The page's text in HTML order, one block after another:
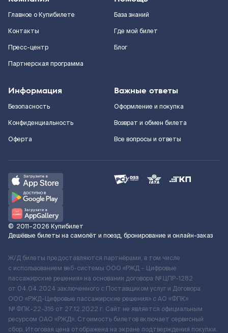
Главное о Купибилете
Контакты
Пресс-центр
Партнерская программа
База знаний
Где мой билет
Блог
Информация
Безопасность
Конфиденциальность
Оферта
Важные ответы
Оформление и покупка
Возврат и обмен билета
Все вопросы и ответы
© 2011–2026 Купибилет
Дешёвые билеты на самолёт и поезд, бронирование и онлайн-заказ
Ж/Д билеты предоставляются партнёрами, в том числе
с использованием веб-системы ООО «РЖД – Цифровые
пассажирские решения» на основании договора № ЦПР-1282
от 04.04.2024 заключенного с Поставщиком услуг и Договора
ООО «РЖД-Цифровые пассажирские решения» c АО «ФПК»
№ ФПК-22-316 от 27.12.2022 г. Сайт не является официальным
ресурсом ОАО «РЖД». Стоимость билетов включает сервисный
сбор. Итоговая цена отображена на экране подтверждения покупки.